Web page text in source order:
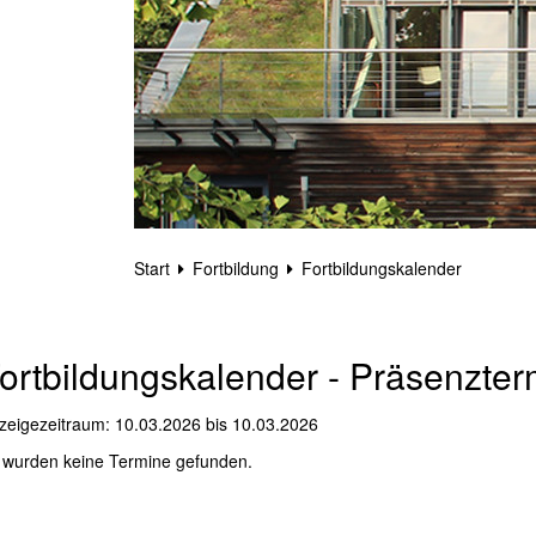
Start Fortbildung Fortbildungskalender
-
10.03.2026 bis 10.03.2026
keine Termine gefunden.